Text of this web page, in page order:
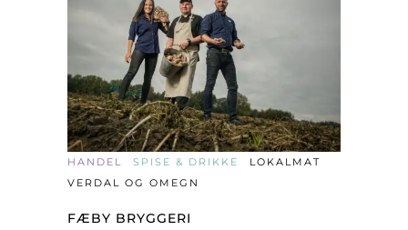
HANDEL SPISE & DRIKKE
LOKALMAT
VERDAL OG OMEGN
FÆBY BRYGGERI